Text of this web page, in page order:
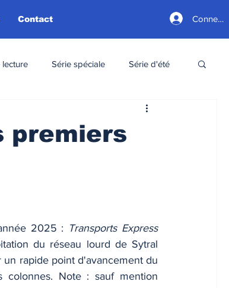
Contact Connexion
Série spéciale Série d'été
premiers
2025 : Transports Express
du réseau lourd de Sytral
un rapide point d'avancement du
colonnes. Note : sauf mention